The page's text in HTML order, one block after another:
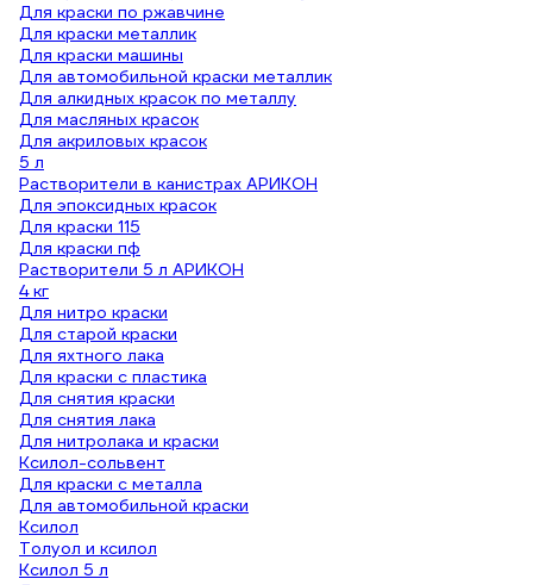
Для краски по ржавчине
Для краски металлик
Для краски машины
Для автомобильной краски металлик
Для алкидных красок по металлу
Для масляных красок
Для акриловых красок
5 л
Растворители в канистрах АРИКОН
Для эпоксидных красок
Для краски 115
Для краски пф
Растворители 5 л АРИКОН
4 кг
Для нитро краски
Для старой краски
Для яхтного лака
Для краски с пластика
Для снятия краски
Для снятия лака
Для нитролака и краски
Ксилол-сольвент
Для краски с металла
Для автомобильной краски
Ксилол
Толуол и ксилол
Ксилол 5 л